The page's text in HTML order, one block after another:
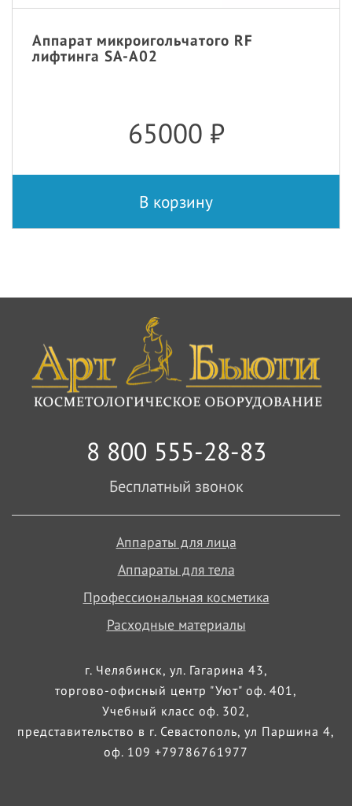
Аппарат микроигольчатого RF
лифтинга SA-A02
65000 ₽
В корзину
8 800 555-28-83
Бесплатный звонок
Аппараты для лица
Аппараты для тела
Профессиональная косметика
Расходные материалы
г. Челябинск, ул. Гагарина 43,
торгово-офисный центр "Уют" оф. 401,
Учебный класс оф. 302,
представительство в г. Севастополь, ул Паршина 4,
оф. 109 +79786761977